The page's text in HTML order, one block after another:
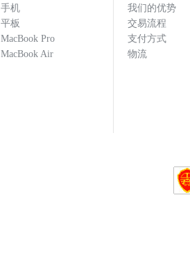
我们的优势
交易流程
支付方式
物流
手机
平板
MacBook Pro
MacBook Air